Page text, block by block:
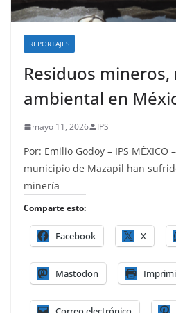
REPORTAJES
Residuos mineros,
ambiental en
mayo 11, 2026 IPS
Por: Emilio Godoy – IPS
municipio de Mazapil han
minería
Comparte esto:
Facebook X
Mastodon